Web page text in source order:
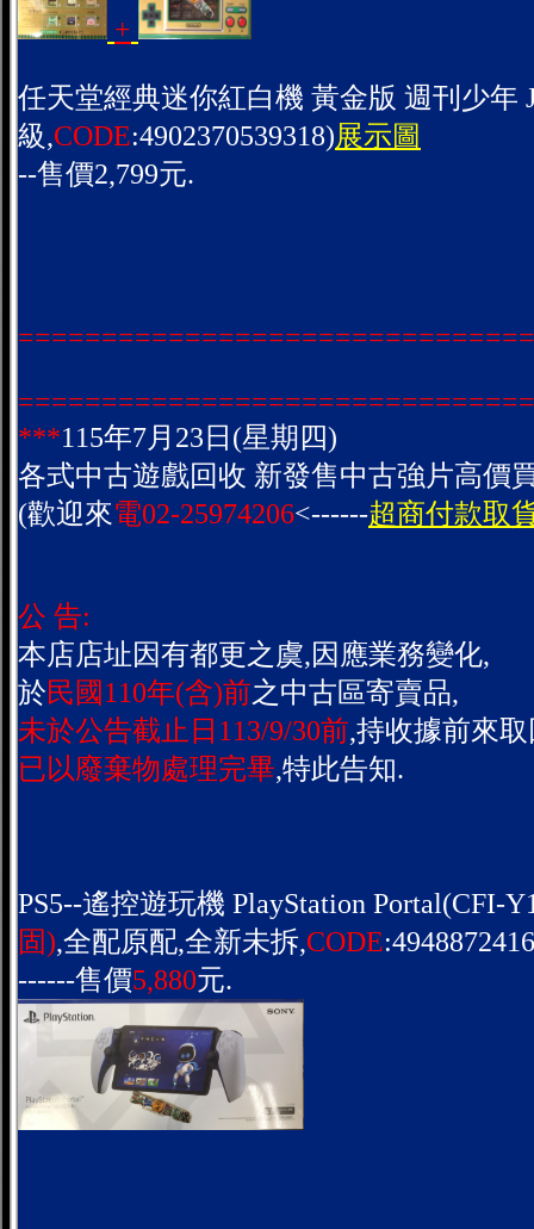
+
任天堂經典迷你紅白機 黃金版 週刊少年
級,CODE:4902370539318)展示圖
--售價2,799元.
***115年7月23日(星期四)
各式中古遊戲回收 新發售中古強片高價
(歡迎來電02-25974206<------超商付款取
公 告:
本店店址因有都更之虞,因應業務變化,
於民國110年(含)前之中古區寄賣品,
未於公告截止日113/9/30前,持收據前來
已以廢棄物處理完畢,特此告知.
PS5--遙控遊玩機 PlayStation Portal(CFI-
固),全配原配,全新未拆,CODE
------售價5,880元.